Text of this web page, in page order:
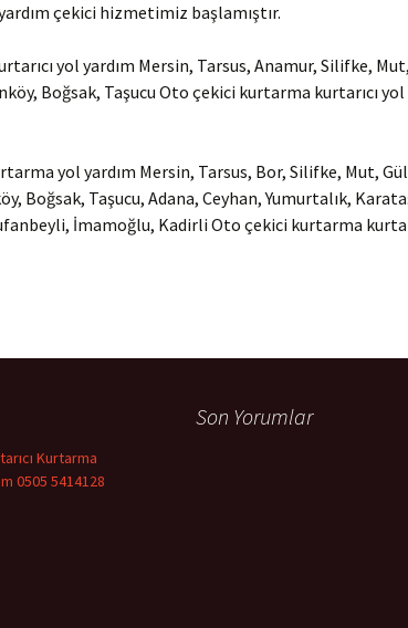
çekici hizmetimiz başlamıştır.
yol yardım Mersin, Tarsus, Anamur, Silifke,
Boğsak, Taşucu Oto çekici kurtarma kurtarıcı yol
yol yardım Mersin, Tarsus, Bor, Silifke, Mut,
Boğsak, Taşucu, Adana, Ceyhan, Yumurtalık,
İmamoğlu, Kadirli Oto çekici kurtarma
Kurtarma
0505 5414128
Son Yorumlar